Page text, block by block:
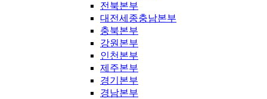
전북본부
대전세종충남본부
충북본부
강원본부
인천본부
제주본부
경기본부
경남본부